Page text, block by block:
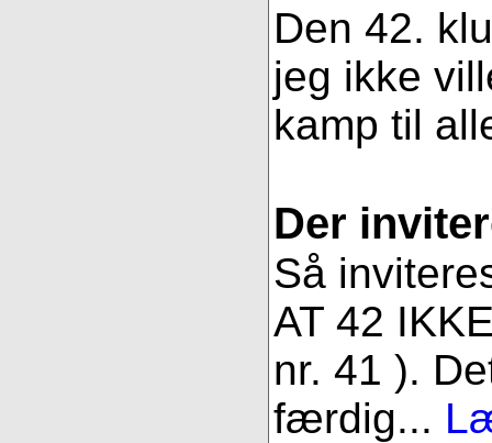
Den 42.
jeg ikke
kamp til
Der
Så
AT 42
nr. 41 ).
færdig...